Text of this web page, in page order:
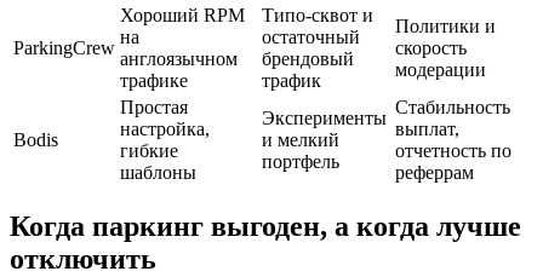
ParkingCrew
Хороший RPM
на
англоязычном
трафике
Типо‑сквот и
остаточный
брендовый
трафик
Политики и
скорость
модерации
Bodis
Простая
настройка,
гибкие
шаблоны
Эксперименты
и мелкий
портфель
Стабильность
выплат,
отчетность по
реферрам
Когда паркинг выгоден, а когда лучше
отключить